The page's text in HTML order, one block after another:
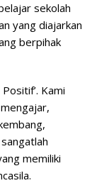
sekolah
yang diajarkan
berpihak
Kami
memiliki